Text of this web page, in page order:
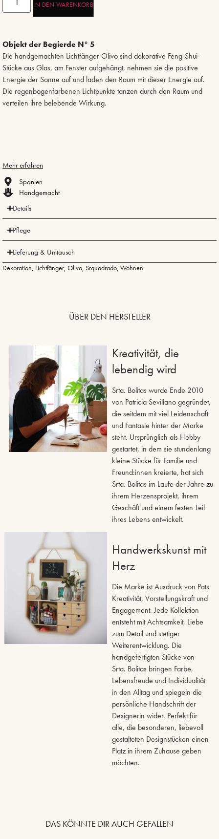
IN DEN WARENKORB
Objekt der Begierde N° 5
Die handgemachten Lichtfänger Olivo sind dekorative Feng-Shui-
Stücke aus Glas, am Fenster aufgehängt, nehmen sie die positive
Energie der Sonne auf und laden den Raum mit dieser Energie auf.
Die regenbogenfarbenen Lichtpunkte tanzen durch den Raum und
verteilen ihre belebende Wirkung.
Mehr erfahren
Spanien
Handgemacht
Details
Pflege
Lieferung & Umtausch
Dekoration, Lichtfänger, Olivo, Srquadrado, Wohnen
ÜBER DEN HERSTELLER
Kreativität, die
lebendig wird
Srta. Bolitas wurde Ende 2010
von Patricia Sevillano gegründet,
die seitdem mit viel Leidenschaft
und Fantasie hinter der Marke
steht. Ursprünglich als Hobby
gestartet, in dem sie stundenlang
kleine Stücke für Familie und
Freund:innen kreierte, hat sich
Srta. Bolitas im Laufe der Jahre zu
ihrem Herzensprojekt, ihrem
Geschäft und einem festen Teil
ihres Lebens entwickelt.
Handwerkskunst mit
Herz
Die Marke ist Ausdruck von Pats
Kreativität, Vorstellungskraft und
Engagement. Jede Kollektion
entsteht mit Achtsamkeit, Liebe
zum Detail und stetiger
Weiterentwicklung. Die
handgefertigten Stücke von
Srta. Bolitas bringen Farbe,
Lebensfreude und Individualität
in den Alltag und spiegeln die
persönliche Handschrift der
Designerin wider. Perfekt für
alle, die besonderen, liebevoll
gestalteten Designstücken einen
Platz in ihrem Zuhause geben
möchten.
DAS KÖNNTE DIR AUCH GEFALLEN